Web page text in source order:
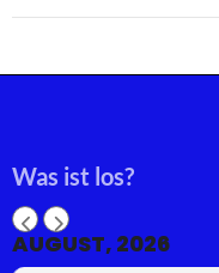
Was ist los?
AUGUST, 2026